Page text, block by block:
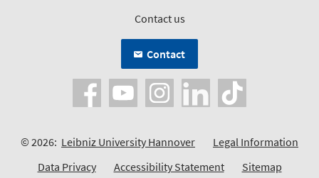
Contact us
Contact
© 2026: Leibniz University Hannover
Legal Information
Data Privacy
Accessibility Statement Sitemap